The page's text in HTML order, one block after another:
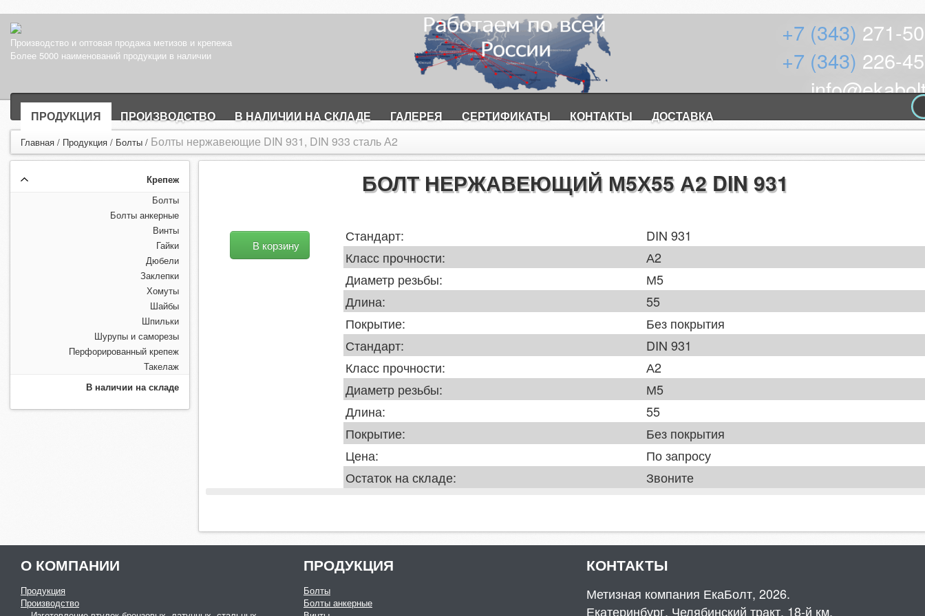
Производство и оптовая продажа метизов и крепежа
Более 5000 наименований продукции в наличии
+7 (343) 271-
+7 (343) 226-
ПРОДУКЦИЯ ПРОИЗВОДСТВО В НАЛИЧИИ НА СКЛАДЕ ГАЛЕРЕЯ СЕРТИФИКАТЫ КОНТАКТЫ ДОСТАВКА
Главная / Продукция / Болты / Болты нержавеющие DIN 931, DIN 933 сталь А2
Крепеж
Болты
Болты анкерные
Винты
Гайки
Дюбели
Заклепки
Хомуты
Шайбы
Шпильки
Шурупы и саморезы
Перфорированный крепеж
Такелаж
В наличии на складе
БОЛТ НЕРЖАВЕЮЩИЙ М5Х55 А2 DIN 931
В корзину
Стандарт:
DIN 931
Класс прочности:
А2
Диаметр резьбы:
М5
Длина:
55
Покрытие:
Без покрытия
Стандарт:
DIN 931
Класс прочности:
А2
Диаметр резьбы:
М5
Длина:
55
Покрытие:
Без покрытия
Цена:
По запросу
Остаток на складе:
Звоните
О КОМПАНИИ
Продукция
Производство
ПРОДУКЦИЯ
Болты
Болты анкерные
КОНТАКТЫ
Метизная компания ЕкаБолт, 2026.
Екатеринбург, Челябинский тракт, 18-й км,